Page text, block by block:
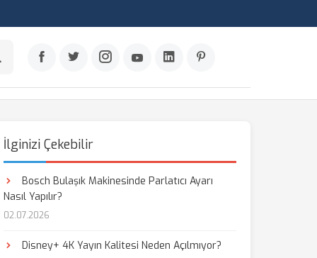
İlginizi Çekebilir
Bosch Bulaşık Makinesinde Parlatıcı Ayarı
Nasıl Yapılır?
02.07.2026
Disney+ 4K Yayın Kalitesi Neden Açılmıyor?